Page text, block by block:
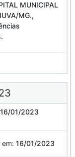
MUNICIPAL
MG.,
16/01/2023
em: 16/01/2023